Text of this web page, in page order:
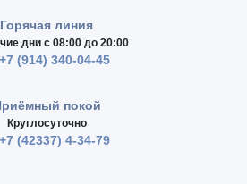
Горячая линия
дни с 08:00 до 20:00
+7 (914) 340-04-45
покой
Круглосуточно
+7 (42337) 4-34-79